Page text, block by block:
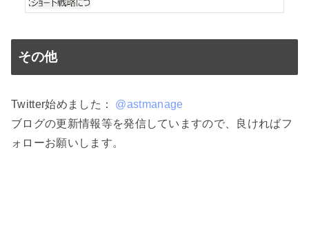
その他
Twitter始めました： @astmanage
ブログの更新情報等を発信していますので、良ければフ
ォローお願いします。